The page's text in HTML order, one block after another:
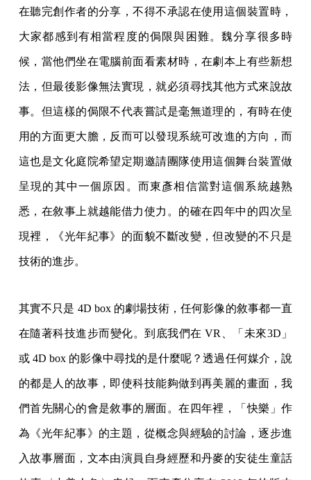
在聽完創作者的分享，不得不承認在使用這個裝置時，
大家都感到有相當程度的侷限與困難。魏分享很多時
候，當他們坐在電腦前面看素材時，在劇本上有些新想
法，但最後影像無法實現，就必須尋找其他方式來說故
事。但這樣的侷限不代表嘗試是毫無道理的，有時在使
用的方面更大膽，反而可以發現系統可改進的方向，而
這也是文化庭院希望定期邀請團隊使用這個舞台裝置做
呈現的其中一個原因。而東彥相信當對這個系統越熟
悉，在敘事上就越能借力使力。的確在四年中的四次呈
現裡，《光年紀事》的面貌不斷改變，但改變的不只是
技術的進步。
其實不只是 4D box 的劇場技術，任何影像的敘事都一直
在隨著科技進步而變化。到底我們在 VR、「未來3D」
或 4D box 的影像中尋找的是什麼呢？透過任何媒介，說
的都是人的故事，即使科技能夠做到再美麗的畫面，我
們首先關心的會是敘事的層面。在四年裡，「快樂」作
為《光年紀事》的主題，從概念與經驗的討論，逐步進
入故事層面，文本由演員自身經歷和丹麥的安徒生童話